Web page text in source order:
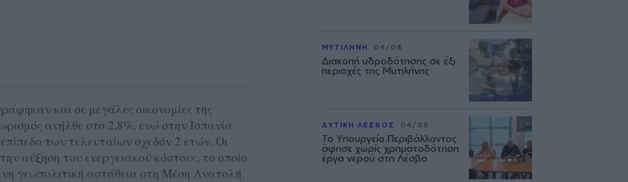
και σε μεγάλες οικονομίες της
ανήλθε στο 2,8%, ενώ στην Ισπανία
των τελευταίων σχεδόν 2 ετών. Οι
αύξηση του ενεργειακού κόστους, το οποίο
γεωπολιτική αστάθεια στη Μέση Ανατολή.
ΜΥΤΙΛΗΝΗ 04/08
Διακοπή υδροδότησης σε έξι
περιοχές της Μυτιλήνης
ΔΥΤΙΚΗ ΛΕΣΒΟΣ 04/08
Το Υπουργείο Περιβάλλοντος
άφησε χωρίς χρηματοδότηση
έργα νερού στη Λέσβο